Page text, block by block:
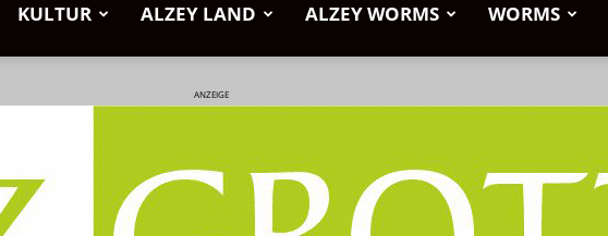
KULTUR ALZEY LAND ALZEY WORMS WORMS
ANZEIGE